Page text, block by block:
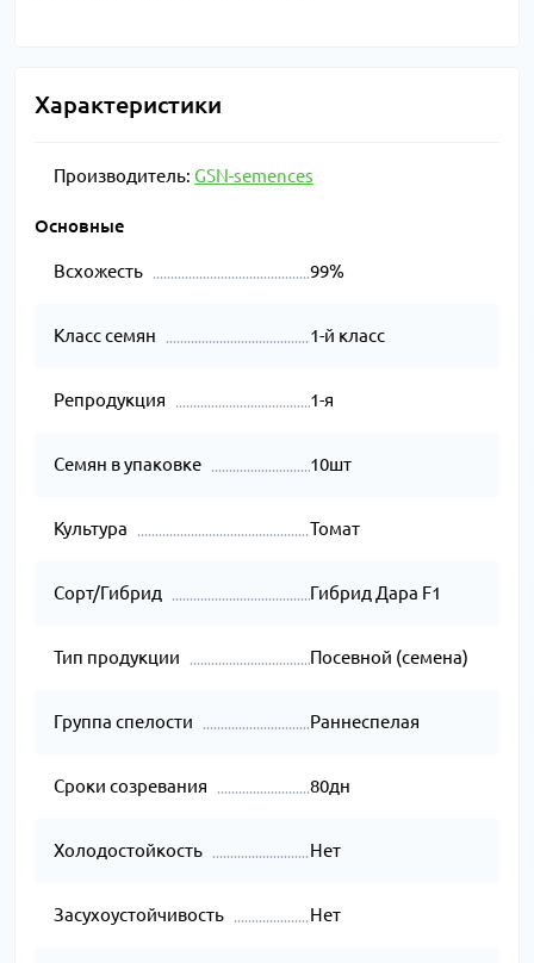
Характеристики
Производитель: GSN-semences
Основные
Всхожесть 99%
Класс семян 1-й класс
Репродукция 1-я
Семян в упаковке 10шт
Культура Томат
Сорт/Гибрид Гибрид Дара F1
Тип продукции Посевной (семена)
Группа спелости Раннеспелая
Сроки созревания 80дн
Холодостойкость Нет
Засухоустойчивость Нет